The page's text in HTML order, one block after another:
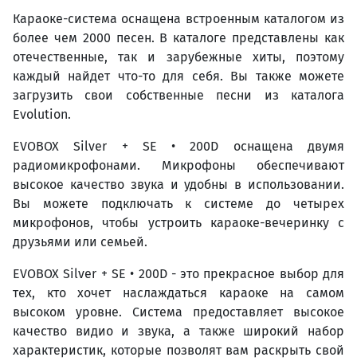
Караоке-система оснащена встроенным каталогом из
более чем 2000 песен. В каталоге представлены как
отечественные, так и зарубежные хиты, поэтому
каждый найдет что-то для себя. Вы также можете
загрузить свои собственные песни из каталога
Evolution.
EVOBOX Silver + SE • 200D оснащена двумя
радиомикрофонами. Микрофоны обеспечивают
высокое качество звука и удобны в использовании.
Вы можете подключать к системе до четырех
микрофонов, чтобы устроить караоке-вечеринку с
друзьями или семьей.
EVOBOX Silver + SE • 200D - это прекрасное выбор для
тех, кто хочет наслаждаться караоке на самом
высоком уровне. Система предоставляет высокое
качество видио и звука, а также широкий набор
характеристик, которые позволят вам раскрыть свой